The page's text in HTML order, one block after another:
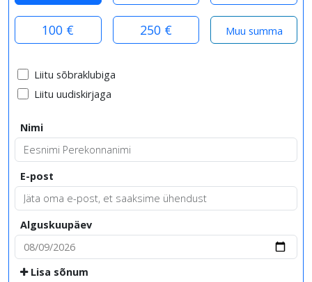
100 € 250 €
Liitu sõbraklubiga
Liitu uudiskirjaga
Nimi
E-post
Alguskuupäev
Lisa sõnum